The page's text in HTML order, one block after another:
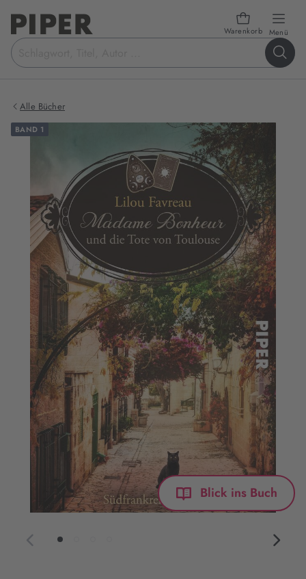
Warenkorb Menü
Suchbegriff
eingeben
Alle Bücher
BAND 1
Blick ins Buch
Produktbilder
Buch